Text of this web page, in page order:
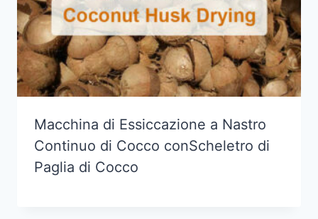
Macchina di Essiccazione a Nastro
Continuo di Cocco conScheletro di
Paglia di Cocco